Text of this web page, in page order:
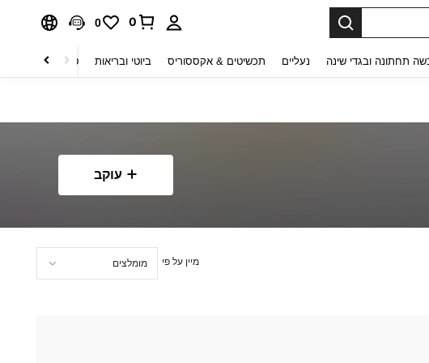
0
0
תחתונה ובגדי שינה נעליים תכשיטים & אקססוריס ביוטי ובריאות טקסטיל לבית
עוקב
מיין על פי